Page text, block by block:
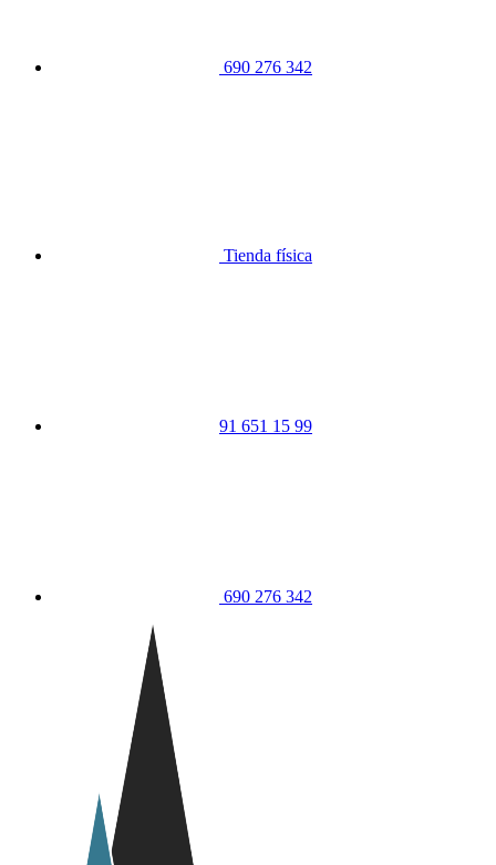
690 276 342
Tienda física
91 651 15 99
690 276 342